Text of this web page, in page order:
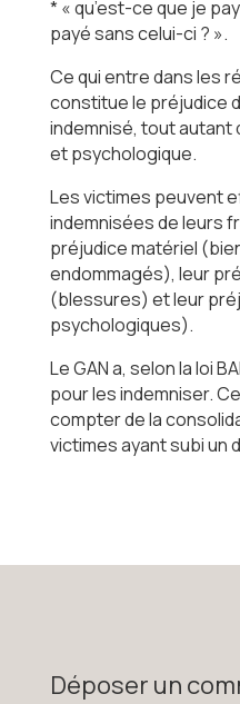
* « qu’est-ce que je
payé sans celui-ci ? ».
Ce qui entre dans les
constitue le préjudice
indemnisé, tout autant
et psychologique.
Les victimes peuvent
indemnisées de leurs
préjudice matériel
endommagés), leur
(blessures) et leur
psychologiques).
Le GAN a, selon la loi
pour les indemniser.
compter de la
victimes ayant subi un
Déposer un